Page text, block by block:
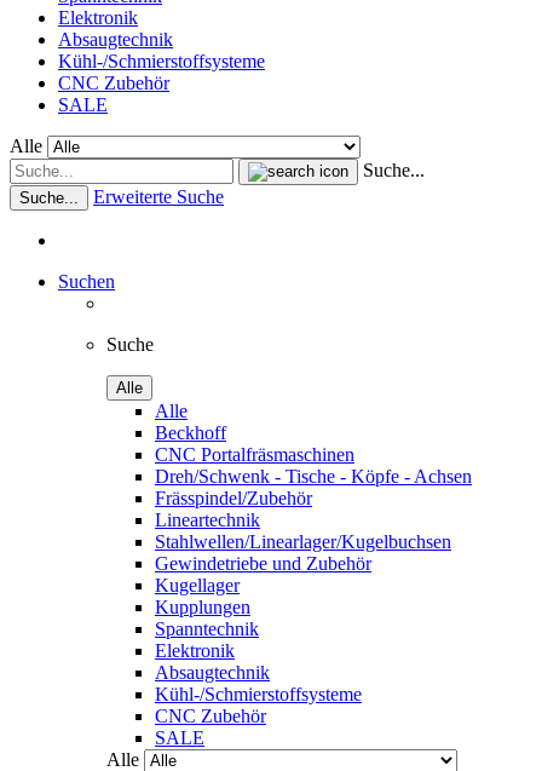
Elektronik
Absaugtechnik
Kühl-/Schmierstoffsysteme
CNC Zubehör
SALE
Alle
Suche...
Suche... Erweiterte Suche
Suchen
Suche
Alle
Alle
Beckhoff
CNC Portalfräsmaschinen
Dreh/Schwenk - Tische - Köpfe - Achsen
Frässpindel/Zubehör
Lineartechnik
Stahlwellen/Linearlager/Kugelbuchsen
Gewindetriebe und Zubehör
Kugellager
Kupplungen
Spanntechnik
Elektronik
Absaugtechnik
Kühl-/Schmierstoffsysteme
CNC Zubehör
SALE
Alle